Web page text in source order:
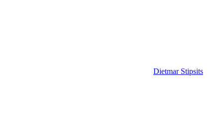
Dietmar Stipsits